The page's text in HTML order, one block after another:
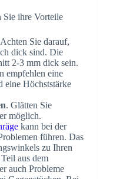
Sie ihre Vorteile
Sie darauf,
dick sind. Die
2-3 mm dick sein.
empfehlen eine
eine Höchststärke
. Glätten Sie
möglich.
kann bei der
führen. Das
zu Ihren
aus dem
auch Probleme